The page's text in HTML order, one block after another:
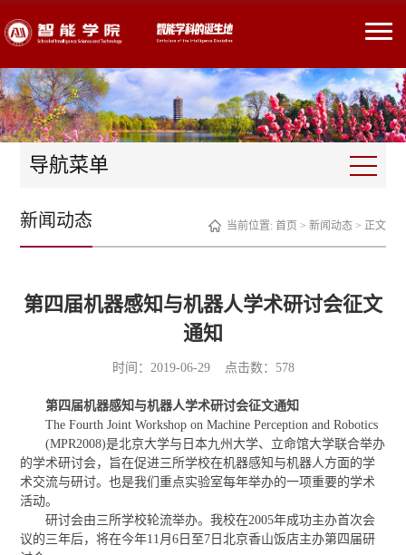
导航菜单
当前位置: 首页 > 新闻动态> 正文
新闻动态
第四届机器感知与机器人学术研讨会征文
通知
时间：2019-06-29 点击数： 578
第四届机器感知与机器人学术研讨会征文通知
The Fourth Joint Workshop on Machine Perception and Robotics
(MPR2008)是北京大学与日本九州大学、立命馆大学联合举办
的学术研讨会，旨在促进三所学校在机器感知与机器人方面的学
术交流与研讨。也是我们重点实验室每年举办的一项重要的学术
活动。
研讨会由三所学校轮流举办。我校在2005年成功主办首次会
议的三年后，将在今年11月6日至7日北京香山饭店主办第四届研